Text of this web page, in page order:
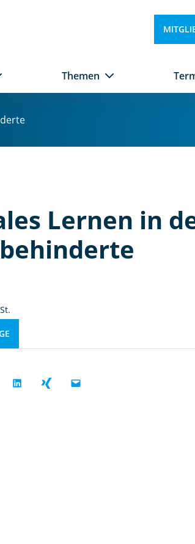
Themen
Lernen in